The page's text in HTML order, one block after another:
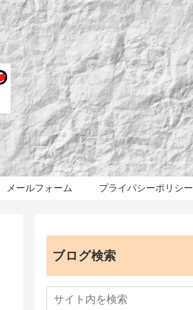
メールフォーム プライバシーポリシー
ブログ検索